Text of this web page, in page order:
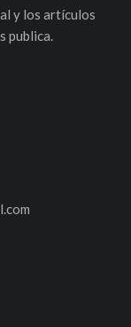
y los artículos
publica.